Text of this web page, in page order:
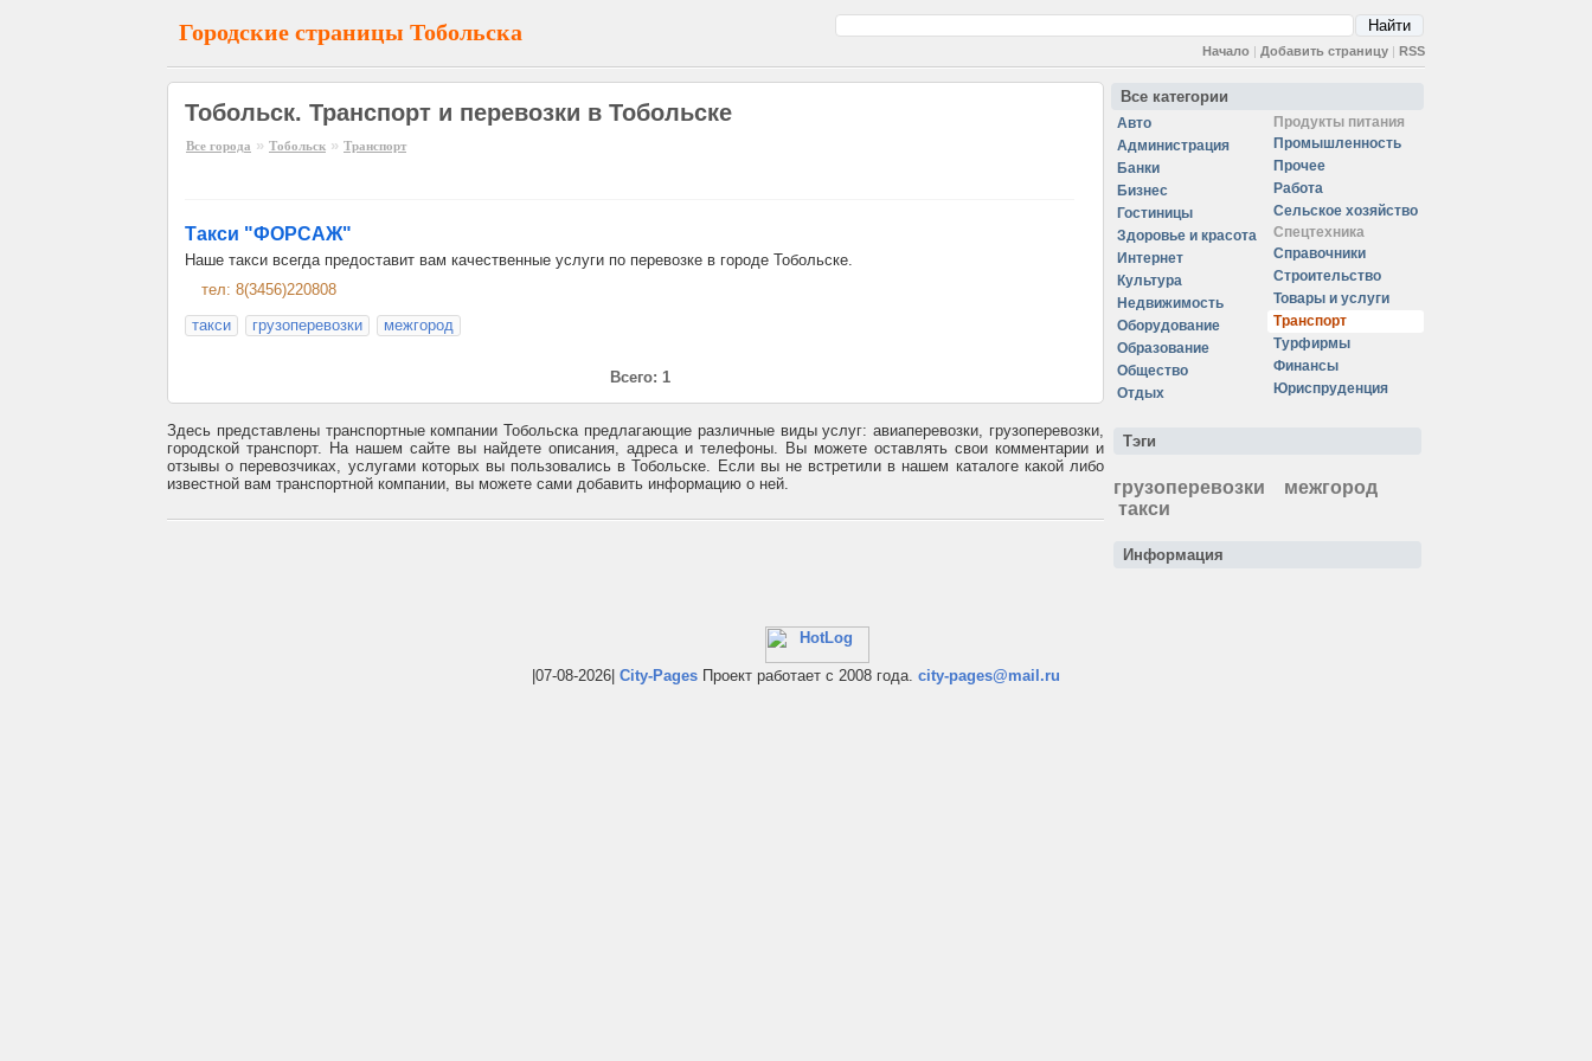
Городские страницы Тобольска
Начало | Добавить страницу | RSS
Тобольск. Транспорт и перевозки в Тобольске
Все города » Тобольск » Транспорт
Такси "ФОРСАЖ"
Наше такси всегда предоставит вам качественные услуги по перевозке в городе Тобольске.
тел: 8(3456)220808
такси
грузоперевозки межгород
Всего: 1
Здесь представлены транспортные компании Тобольска предлагающие различные виды услуг: авиаперевозки, грузоперевозки,
городской транспорт. На нашем сайте вы найдете описания, адреса и телефоны. Вы можете оставлять свои комментарии и
отзывы о перевозчиках, услугами которых вы пользовались в Тобольске. Если вы не встретили в нашем каталоге какой либо
известной вам транспортной компании, вы можете сами добавить информацию о ней.
Все категории
Авто
Администрация
Банки
Бизнес
Гостиницы
Здоровье и красота
Интернет
Культура
Недвижимость
Оборудование
Образование
Общество
Отдых
Продукты питания
Промышленность
Прочее
Работа
Сельское хозяйство
Спецтехника
Справочники
Строительство
Товары и услуги
Транспорт
Турфирмы
Финансы
Юриспруденция
Тэги
грузоперевозки
межгород
такси
Информация
|07-08-2026| City-Pages Проект работает с 2008 года. city-pages@mail.ru